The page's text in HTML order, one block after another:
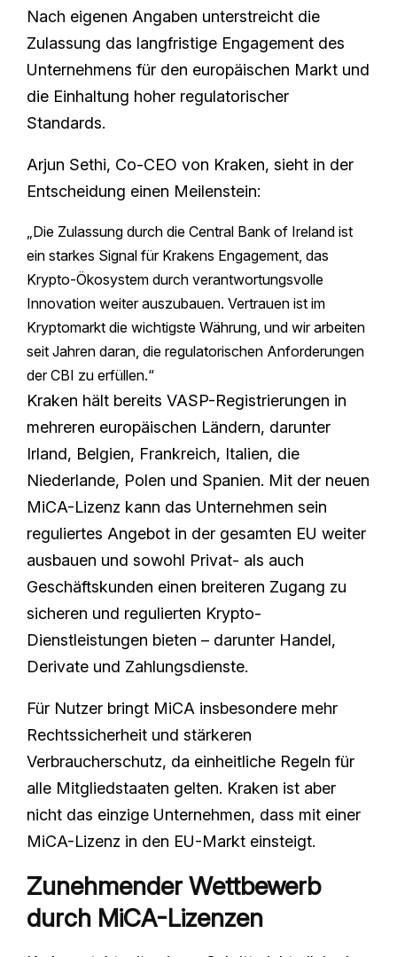
Nach eigenen Angaben unterstreicht die
Zulassung das langfristige Engagement des
Unternehmens für den europäischen Markt und
die Einhaltung hoher regulatorischer
Standards.
Arjun Sethi, Co-CEO von Kraken, sieht in der
Entscheidung einen Meilenstein:
„Die Zulassung durch die Central Bank of Ireland ist
ein starkes Signal für Krakens Engagement, das
Krypto-Ökosystem durch verantwortungsvolle
Innovation weiter auszubauen. Vertrauen ist im
Kryptomarkt die wichtigste Währung, und wir arbeiten
seit Jahren daran, die regulatorischen Anforderungen
der CBI zu erfüllen.“
Kraken hält bereits VASP-Registrierungen in
mehreren europäischen Ländern, darunter
Irland, Belgien, Frankreich, Italien, die
Niederlande, Polen und Spanien. Mit der neuen
MiCA-Lizenz kann das Unternehmen sein
reguliertes Angebot in der gesamten EU weiter
ausbauen und sowohl Privat- als auch
Geschäftskunden einen breiteren Zugang zu
sicheren und regulierten Krypto-
Dienstleistungen bieten – darunter Handel,
Derivate und Zahlungsdienste.
Für Nutzer bringt MiCA insbesondere mehr
Rechtssicherheit und stärkeren
Verbraucherschutz, da einheitliche Regeln für
alle Mitgliedstaaten gelten. Kraken ist aber
nicht das einzige Unternehmen, dass mit einer
MiCA-Lizenz in den EU-Markt einsteigt.
Zunehmender Wettbewerb
durch MiCA-Lizenzen